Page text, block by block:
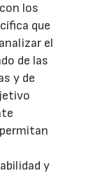
los
que
el
de las
y de
y